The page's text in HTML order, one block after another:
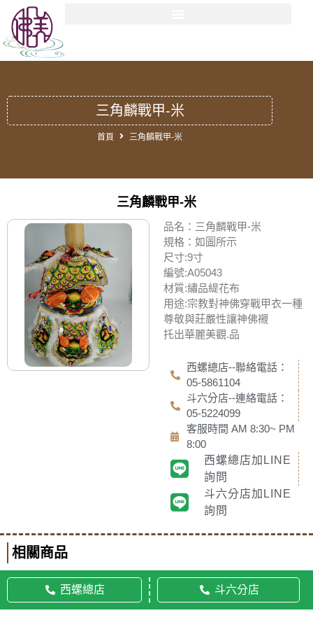
三角麟戰甲-米
首頁 三角麟戰甲-米
三角麟戰甲-米
品名：三角麟戰甲-米
規格：如圖所示
尺寸:9寸
編號:A05043
材質:繡品緹花布
用途:宗教對神佛穿戰甲衣一種
尊敬與莊嚴性讓神佛襯
托出華麗美觀.品
西螺總店--聯絡電話：
05-5861104
斗六分店--連絡電話：
05-5224099
客服時間 AM 8:30~ PM
8:00
西螺總店加LINE
詢問
斗六分店加LINE
詢問
相關商品
西螺總店 斗六分店